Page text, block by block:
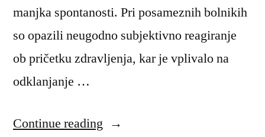
manjka spontanosti. Pri posameznih bolnikih
so opazili neugodno subjektivno reagiranje
ob pričetku zdravljenja, kar je vplivalo na
odklanjanje …
Continue reading “Slabo